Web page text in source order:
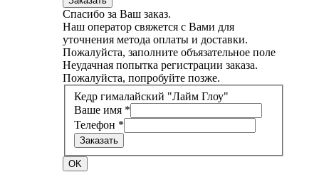
Спасибо за Ваш заказ.
Наш оператор свяжется с Вами для
уточнения метода оплаты и доставки.
Пожалуйста, заполните объязательное поле
Неудачная попытка регистрации заказа.
Пожалуйста, попробуйте позже.
Кедр гималайский "Лайм Глоу"
Ваше имя *
Телефон *
Заказать
OK